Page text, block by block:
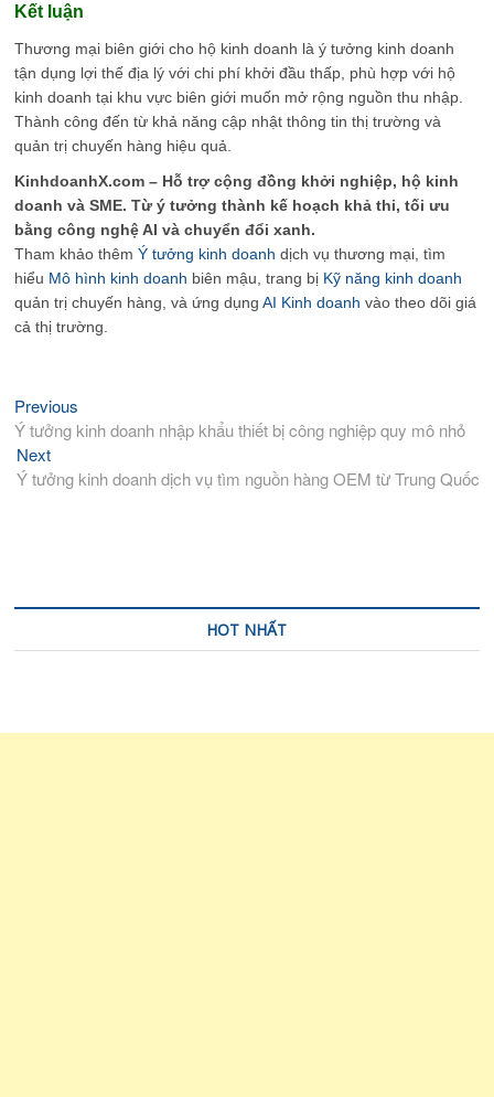
Kết luận
Thương mại biên giới cho hộ kinh doanh là ý tưởng kinh doanh
tận dụng lợi thế địa lý với chi phí khởi đầu thấp, phù hợp với hộ
kinh doanh tại khu vực biên giới muốn mở rộng nguồn thu nhập.
Thành công đến từ khả năng cập nhật thông tin thị trường và
quản trị chuyến hàng hiệu quả.
KinhdoanhX.com – Hỗ trợ cộng đồng khởi nghiệp, hộ kinh
doanh và SME. Từ ý tưởng thành kế hoạch khả thi, tối ưu
bằng công nghệ AI và chuyển đổi xanh.
Tham khảo thêmÝ tưởng kinh doanh dịch vụ thương mại, tìm
hiểu Mô hình kinh doanh biên mậu, trang bị Kỹ năng kinh doanh
quản trị chuyến hàng, và ứng dụngAI Kinh doanh vào theo dõi giá
cả thị trường.
Điều
hướng
bài
viết
Previous
post:
Ý tưởng kinh doanh nhập khẩu thiết bị công nghiệp quy mô nhỏ
NextNext
post:
Ý tưởng kinh doanh dịch vụ tìm nguồn hàng OEM từ Trung Quốc
HOT NHẤT